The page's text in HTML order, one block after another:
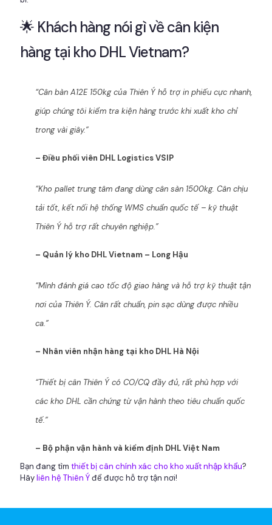
🌟 Khách hàng nói gì về cân kiện
hàng tại kho DHL Vietnam?
“Cân bàn A12E 150kg của Thiên Ý hỗ trợ in phiếu cực nhanh,
giúp chúng tôi kiểm tra kiện hàng trước khi xuất kho chỉ
trong vài giây.”
– Điều phối viên DHL Logistics VSIP
“Kho pallet trung tâm đang dùng cân sàn 1500kg. Cân chịu
tải tốt, kết nối hệ thống WMS chuẩn quốc tế – kỹ thuật
Thiên Ý hỗ trợ rất chuyên nghiệp.”
– Quản lý kho DHL Vietnam – Long Hậu
“Mình đánh giá cao tốc độ giao hàng và hỗ trợ kỹ thuật tận
nơi của Thiên Ý. Cân rất chuẩn, pin sạc dùng được nhiều
ca.”
– Nhân viên nhận hàng tại kho DHL Hà Nội
“Thiết bị cân Thiên Ý có CO/CQ đầy đủ, rất phù hợp với
các kho DHL cần chứng từ vận hành theo tiêu chuẩn quốc
tế.”
– Bộ phận vận hành và kiểm định DHL Việt Nam
Bạn đang tìm thiết bị cân chính xác cho kho xuất nhập khẩu?
Hãyliên hệ Thiên Ýđể được hỗ trợ tận nơi!